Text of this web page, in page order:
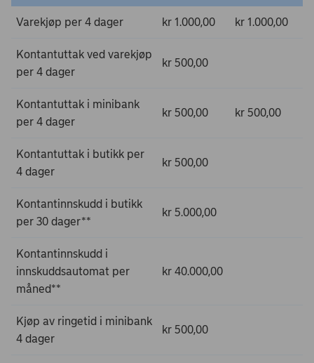
Varekjøp per 4 dager kr 1.000,00 kr 1.000,00
Kontantuttak ved varekjøp
per 4 dager
kr 500,00
Kontantuttak i minibank
per 4 dager
kr 500,00 kr 500,00
Kontantuttak i butikk per
4 dager
kr 500,00
Kontantinnskudd i butikk
per 30 dager**
kr 5.000,00
Kontantinnskudd i
innskuddsautomat per
måned**
kr 40.000,00
Kjøp av ringetid i minibank
4 dager
kr 500,00